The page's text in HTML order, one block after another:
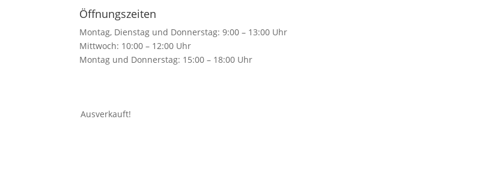
Öffnungszeiten
Montag, Dienstag und Donnerstag: 9:00 – 13:00 Uhr
Mittwoch: 10:00 – 12:00 Uhr
Montag und Donnerstag: 15:00 – 18:00 Uhr
Ausverkauft!